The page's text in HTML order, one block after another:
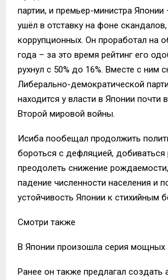
партии, и премьер-министра
ушёл в отставку на фоне
коррупционных. Он проработал на
года – за это время рейтинг его
рухнул с 50% до 16%. Вместе с ним
Либерально-демократической
находится у власти в Японии почти
Второй мировой войны.
Исиба пообещал продолжить
бороться с дефляцией, добиваться
преодолеть снижение
падение численности населения и
устойчивость Японии к стихийным
Смотри также
В Японии произошла серия мощных
Ранее он также предлагал создать